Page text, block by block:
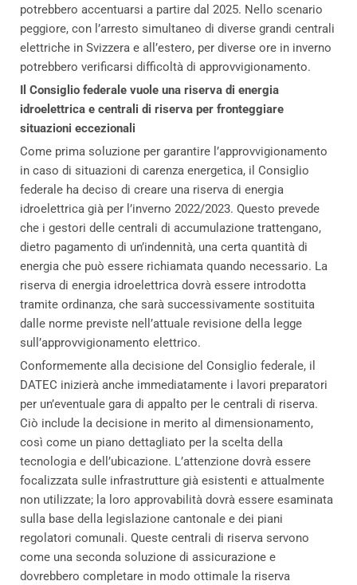
potrebbero accentuarsi a partire dal 2025. Nello scenario
peggiore, con l’arresto simultaneo di diverse grandi centrali
elettriche in Svizzera e all’estero, per diverse ore in inverno
potrebbero verificarsi difficoltà di approvvigionamento.
Il Consiglio federale vuole una riserva di energia
idroelettrica e centrali di riserva per fronteggiare
situazioni eccezionali
Come prima soluzione per garantire l’approvvigionamento
in caso di situazioni di carenza energetica, il Consiglio
federale ha deciso di creare una riserva di energia
idroelettrica già per l’inverno 2022/2023. Questo prevede
che i gestori delle centrali di accumulazione trattengano,
dietro pagamento di un’indennità, una certa quantità di
energia che può essere richiamata quando necessario. La
riserva di energia idroelettrica dovrà essere introdotta
tramite ordinanza, che sarà successivamente sostituita
dalle norme previste nell’attuale revisione della legge
sull’approvvigionamento elettrico.
Conformemente alla decisione del Consiglio federale, il
DATEC inizierà anche immediatamente i lavori preparatori
per un’eventuale gara di appalto per le centrali di riserva.
Ciò include la decisione in merito al dimensionamento,
così come un piano dettagliato per la scelta della
tecnologia e dell’ubicazione. L’attenzione dovrà essere
focalizzata sulle infrastrutture già esistenti e attualmente
non utilizzate; la loro approvabilità dovrà essere esaminata
sulla base della legislazione cantonale e dei piani
regolatori comunali. Queste centrali di riserva servono
come una seconda soluzione di assicurazione e
dovrebbero completare in modo ottimale la riserva